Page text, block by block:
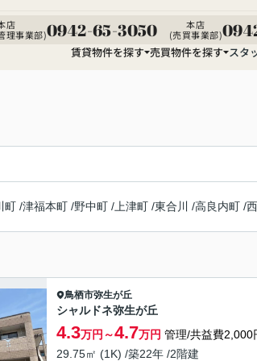
店
理事業部)0942-65-3050
本店
(売買事業部)
賃貸物件を探す 売買物件を探す スタ
町 /津福本町 /野中町 / 上津町 /東合川 /高良内町 /
鳥栖市弥生が丘
シャルドネ弥生が丘
4.3万円～4.7万円 管理/共益費2,000
29.75㎡ (1K) /築22年 /2階建